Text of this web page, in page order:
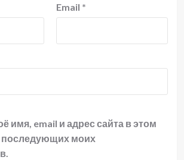
Email *
имя, email и адрес сайта в этом
последующих моих